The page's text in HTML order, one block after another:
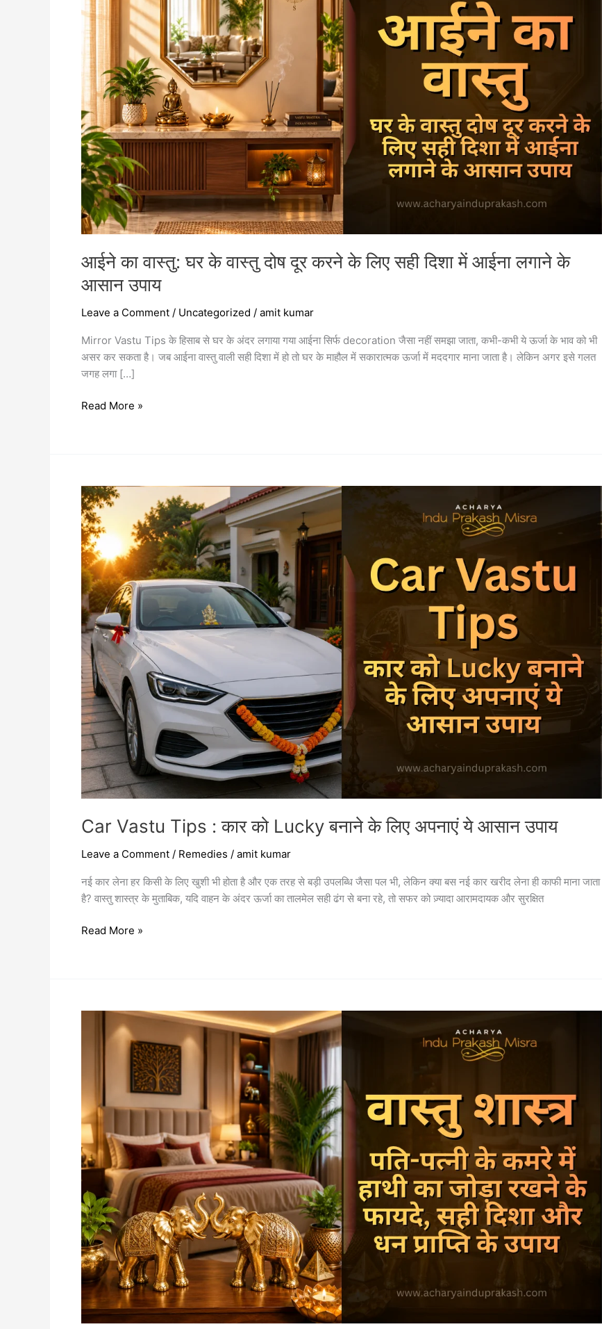
आईने का वास्तु: घर के वास्तु दोष दूर करने के लिए सही दिशा में आईना लगाने के
आसान उपाय
Leave a Comment / Uncategorized / amit kumar
Mirror Vastu Tips के हिसाब से घर के अंदर लगाया गया आईना सिर्फ decoration जैसा नहीं समझा जाता, कभी-कभी ये ऊर्जा के भाव को भी
असर कर सकता है। जब आईना वास्तु वाली सही दिशा में हो तो घर के माहौल में सकारात्मक ऊर्जा में मददगार माना जाता है। लेकिन अगर इसे गलत
जगह लगा […]
वास्तु
दोष
करने
के
लिए
सही
दिशा
में
आईना
लगाने
आसान
उपाय
Read More »
Car Vastu Tips : कार को Lucky बनाने के लिए अपनाएं ये आसान उपाय
Leave a Comment / Remedies / amit kumar
नई कार लेना हर किसी के लिए खुशी भी होता है और एक तरह से बड़ी उपलब्धि जैसा पल भी, लेकिन क्या बस नई कार खरीद लेना ही काफी माना जाता
है? वास्तु शास्त्र के मुताबिक, यदि वाहन के अंदर ऊर्जा का तालमेल सही ढंग से बना रहे, तो सफर को ज़्यादा आरामदायक और सुरक्षित
Car
Vastu
Tips
:
कार
को
Lucky
बनाने
के
लिए
अपनाएं
ये
आसान
उपाय
Read More »
शास्त्र:
कमरे
में
हाथी
का
जोड़ा
रखने
के
फायदे,
सही
दिशा
और
धन
प्राप्ति
के